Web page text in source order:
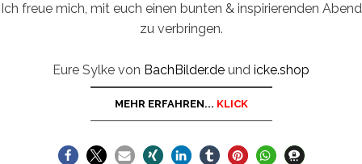
Ich freue mich, mit euch einen bunten & inspirierenden Abend
zu verbringen.
Eure Sylke von BachBilder.de und icke.shop
MEHR ERFAHREN... KLICK